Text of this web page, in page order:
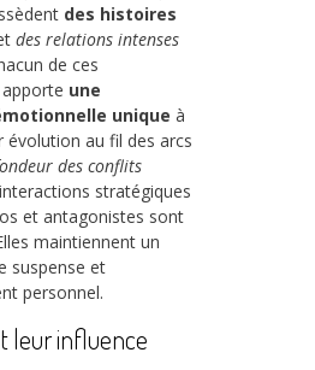
des histoires
des relations intenses
de ces
une
unique à
évolution au fil des arcs
des conflits
stratégiques
et antagonistes sont
maintiennent un
suspense et
personnel.
leur influence